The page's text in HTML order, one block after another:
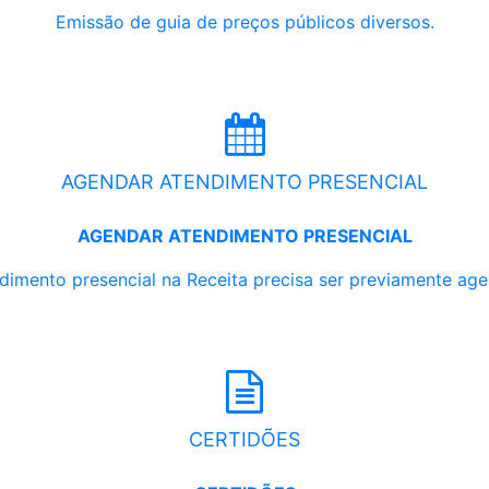
Emissão de guia de preços públicos diversos.
AGENDAR ATENDIMENTO PRESENCIAL
AGENDAR ATENDIMENTO PRESENCIAL
presencial na Receita precisa ser previamente
CERTIDÕES